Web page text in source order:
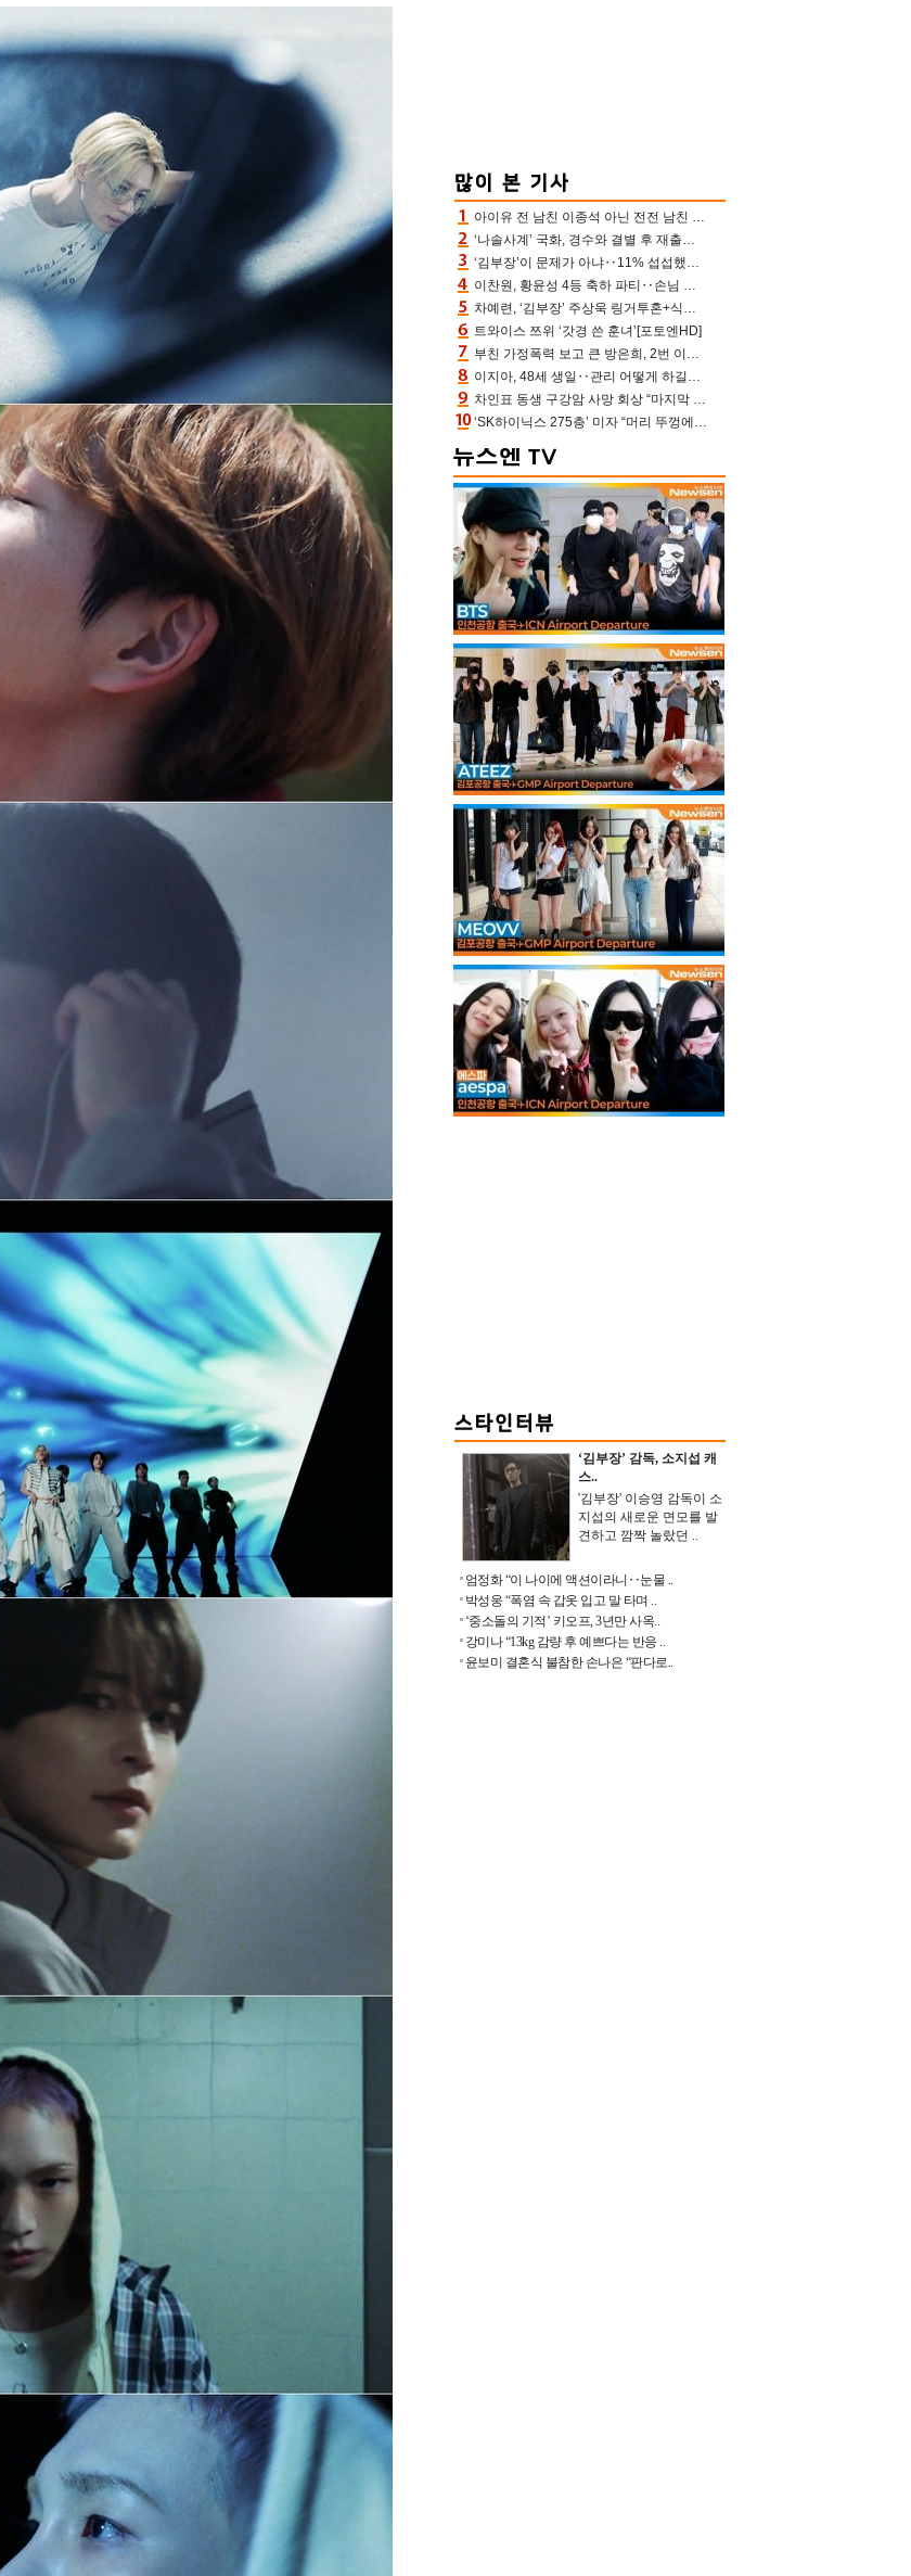
아이유 전 남친 이종석 아닌 전전 남친 장기하 소환 ‘별일 없이 산다’ 선곡…46장에 꾹 눌러 담은 근황
‘나솔사계’ 국화, 경수와 결별 후 재출연…첫인상 3표 몰표
‘김부장’이 문제가 아냐‥11% 섭섭했던 ‘재벌X형사2’ 돈·빽 총동원해 컴백 [TV보고서]
이찬원, 황윤성 4등 축하 파티‥손님 모으려 블랙핑크 지수와 친한 척(편스토랑)[어제TV]
차예련, ‘김부장’ 주상욱 링거투혼+식스팩 비화 “옷 벗는데 아저씨는 안 된다고”(차장금)
트와이스 쯔위 ‘갓경 쓴 훈녀’[포토엔HD]
부친 가정폭력 보고 큰 방은희, 2번 이혼 후 잠수→母 고독사에 자책(특종세상)[어제TV]
이지아, 48세 생일‥관리 어떻게 하길래 놀라운 동안 미모
차인표 동생 구강암 사망 회상 “마지막 순간 동생 손 잡아준 신애라, 두고두고 고마워” (신애라이프)
‘SK하이닉스 275층’ 미자 “머리 뚜껑에서 사, 주식만 안 해도 돈 버는 것”
‘김부장’ 감독, 소지섭 캐
스..
'김부장' 이승영 감독이 소
지섭의 새로운 면모를 발
견하고 깜짝 놀랐던 ..
엄정화 “이 나이에 액션이라니‥눈물 ..
박성웅 “폭염 속 갑옷 입고 말 타며 ..
‘중소돌의 기적’ 키오프, 3년만 사옥..
강미나 “13kg 감량 후 예쁘다는 반응 ..
윤보미 결혼식 불참한 손나은 “판다로..